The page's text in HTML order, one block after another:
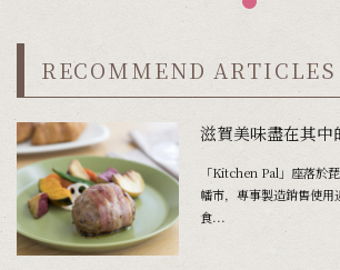
RECOMMEND ARTICLES
滋賀美味盡在其中
「Kitchen Pal」座落於
幡市，專事製造銷售使
食...